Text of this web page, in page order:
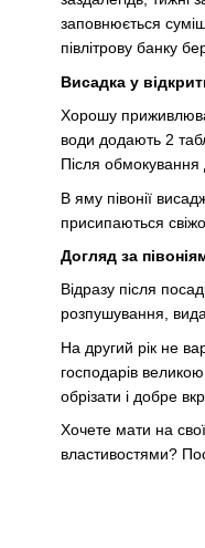
заповнюється
півлітрову банку
Висадка у
Хорошу
води додають 2
Після обмокування
В яму півонії
присипаються
Догляд за
Відразу після
розпушування,
На другий рік не
господарів великою
обрізати і добре
Хочете мати на
властивостями?